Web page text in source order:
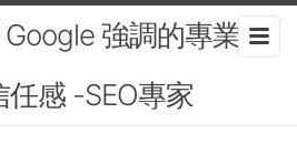
強調的專業
感 -SEO專家